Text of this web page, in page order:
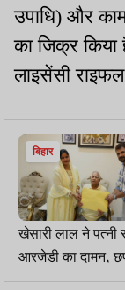
उपाधि) और
का जिक्र किया
लाइसेंसी
बिहार
खेसारी लाल ने पत्नी
आरजेडी का दामन,
लड़ेगे चुनाव